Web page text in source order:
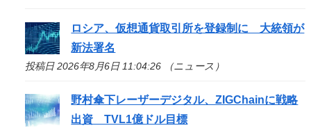
ロシア、仮想通貨取引所を登録制に 大統領が
新法署名
投稿日 2026年8月6日 11:04:26 （ニュース）
野村傘下レーザーデジタル、ZIGChainに戦略
出資 TVL1億ドル目標